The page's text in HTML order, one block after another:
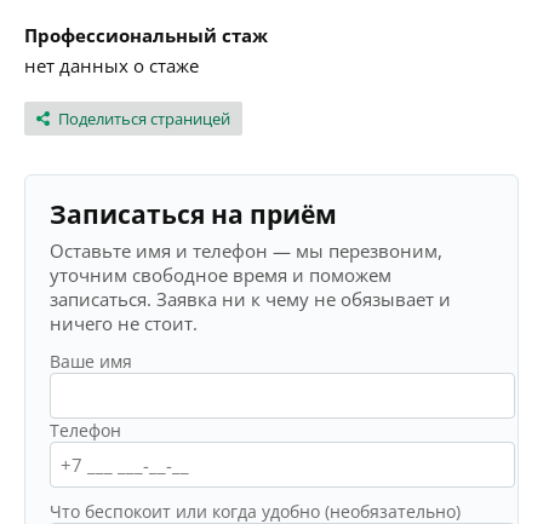
Профессиональный стаж
нет данных о стаже
Поделиться страницей
Записаться на приём
Оставьте имя и телефон — мы перезвоним,
уточним свободное время и поможем
записаться. Заявка ни к чему не обязывает и
ничего не стоит.
Ваше имя
Телефон
Что беспокоит или когда удобно (необязательно)